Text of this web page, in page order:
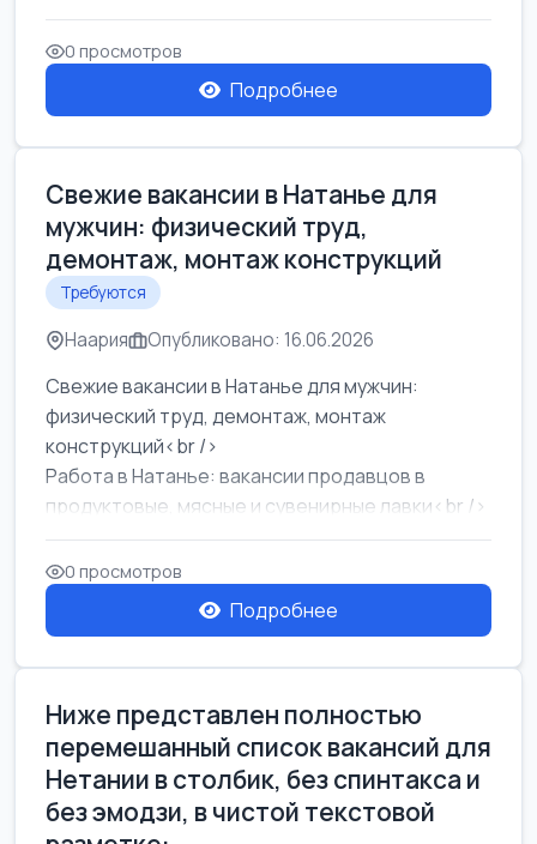
женщин от хозя...
0 просмотров
Подробнее
Свежие вакансии в Натанье для
мужчин: физический труд,
демонтаж, монтаж конструкций
Требуются
Наария Опубликовано: 16.06.2026
Свежие вакансии в Натанье для мужчин:
физический труд, демонтаж, монтаж
конструкций<br />
Работа в Натанье: вакансии продавцов в
продуктовые, мясные и сувенирные лавки<br />
Разнорабочий на сборку м...
0 просмотров
Подробнее
Ниже представлен полностью
перемешанный список вакансий для
Нетании в столбик, без спинтакса и
без эмодзи, в чистой текстовой